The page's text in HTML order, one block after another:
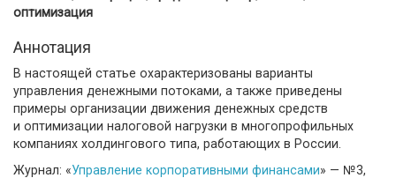
оптимизация
Аннотация
В настоящей статье охарактеризованы варианты
управления денежными потоками, а также приведены
примеры организации движения денежных средств
и оптимизации налоговой нагрузки в многопрофильных
компаниях холдингового типа, работающих в России.
Журнал: «Управление корпоративными финансами» — №3,